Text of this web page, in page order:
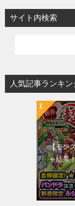
サイト内検索
人気記事ランキン
【モン
ャ結果